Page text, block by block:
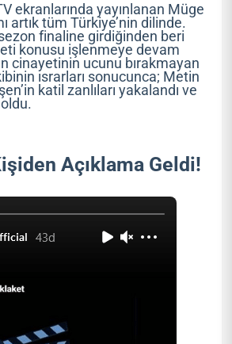
ekranlarında yayınlanan Müge
artık tüm Türkiye’nin dilinde.
finaline girdiğinden beri
konusu işlenmeye devam
cinayetinin ucunu bırakmayan
ısrarları sonucunca; Metin
katil zanlıları yakalandı ve
Açıklama Geldi!